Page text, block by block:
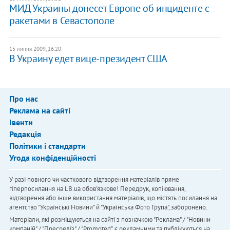
МИД Украины донесет Европе об инциденте с
ракетами в Севастополе
15 липня 2009, 16:20
В Украину едет вице-президент США
Про нас
Реклама на сайті
Івенти
Редакція
Політики і стандарти
Угода конфіденційності
У разі повного чи часткового відтворення матеріалів пряме
гіперпосилання на LB.ua обов'язкове! Передрук, копіювання,
відтворення або інше використання матеріалів, що містять посилання на
агентство "Українськi Новини" й "Українська Фото Група", заборонено.
Матеріали, які розміщуються на сайті з позначкою "Реклама" / "Новини